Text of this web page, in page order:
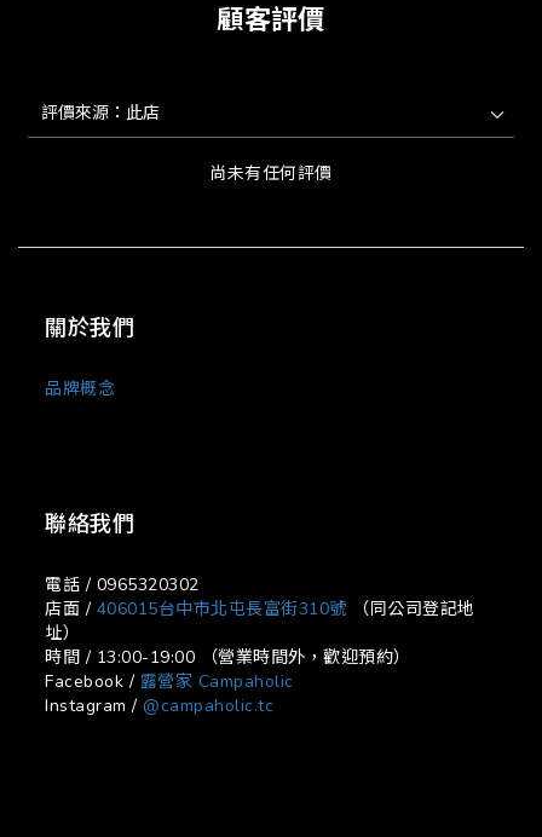
顧客評價
尚未有任何評價
關於我們
品牌概念
聯絡我們
電話 / 0965320302
店面 / 406015台中市北屯長富街310號（同公司登記地
址）
時間 / 13:00-19:00 （營業時間外，歡迎預約）
Facebook / 露營家 Campaholic
Instagram / @campaholic.tc